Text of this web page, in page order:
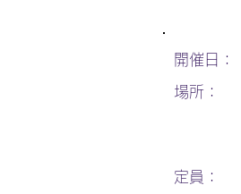
開催日：
場所：
定員：